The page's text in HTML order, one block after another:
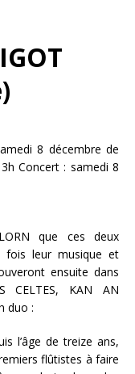
8 décembre de
Concert : samedi 8
que ces deux
fois leur musique et
ensuite dans
CELTES, KAN AN
duo :
l’âge de treize ans,
flûtistes à faire